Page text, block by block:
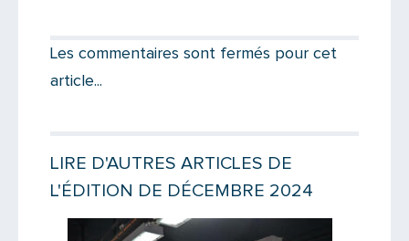
Message
Les commentaires sont fermés pour cet
article...
LIRE D'AUTRES ARTICLES DE
L'ÉDITION DE DÉCEMBRE 2024
Lire la suite